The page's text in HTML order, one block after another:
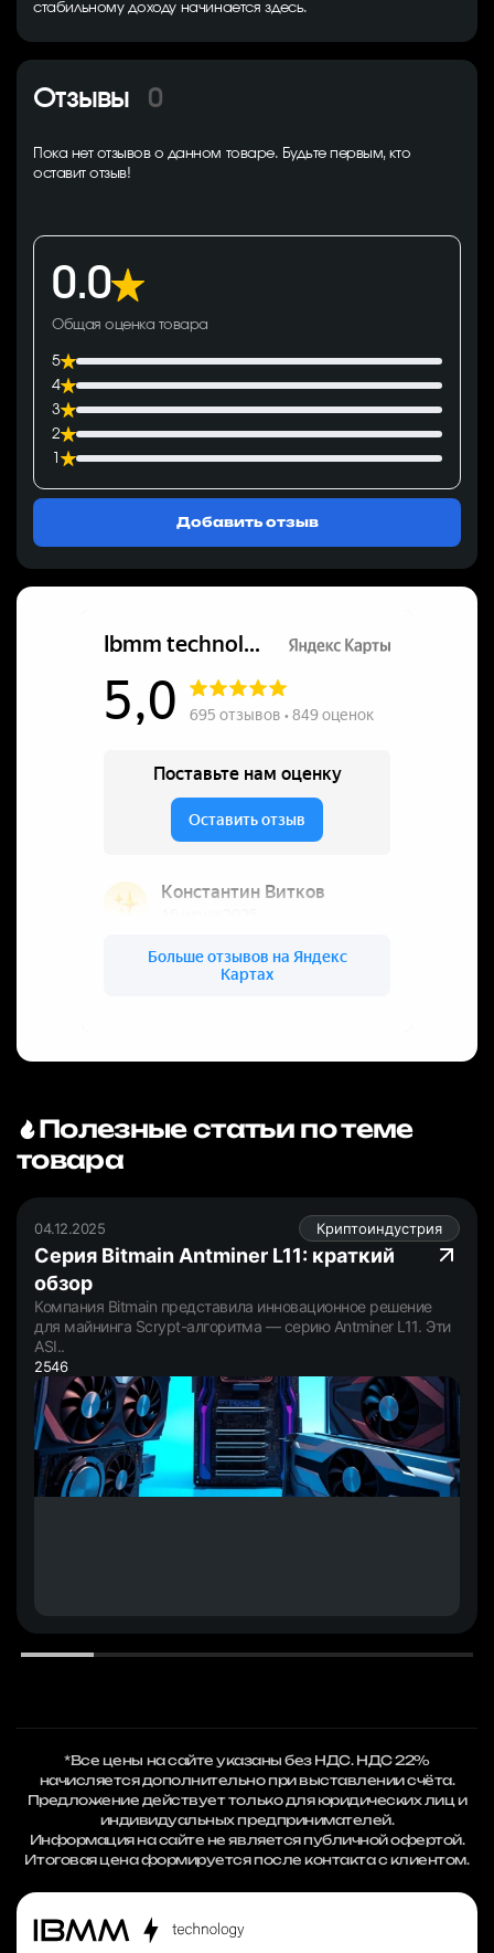
стабильному доходу начинается здесь.
Отзывы 0
Пока нет отзывов о данном товаре. Будьте первым, кто
оставит отзыв!
0.0
Общая оценка товара
5
4
3
2
Добавить отзыв
Полезные статьи по теме
товара
04.12.2025 Криптоиндустрия
Серия Bitmain Antminer L11: краткий
обзор
Компания Bitmain представила инновационное решение
для майнинга Scrypt-алгоритма — серию Antminer L11. Эти
ASI..
2546
*Все цены на сайте указаны без НДС. НДС 22%
начисляется дополнительно при выставлении счёта.
Предложение действует только для юридических лиц и
индивидуальных предпринимателей.
Информация на сайте не является публичной офертой.
Итоговая цена формируется после контакта с клиентом.